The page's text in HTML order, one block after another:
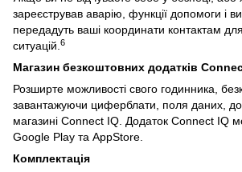
зареєстрував аварію, функції допомоги і
передадуть ваші координати контактам
ситуацій. 6
Магазин безкоштовних додатків
Розширте можливості свого годинника,
завантажуючи циферблати, поля даних,
магазині Connect IQ. Додаток Connect IQ
Google Play та AppStore.
Комплектація